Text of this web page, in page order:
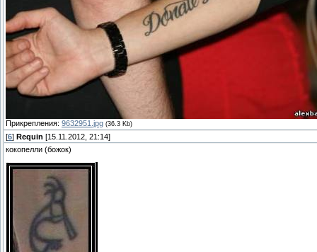
Прикрепления: 9632951.jpg (36.3 Kb)
[6] Requin [15.11.2012, 21:14]
кокопелли (божок)